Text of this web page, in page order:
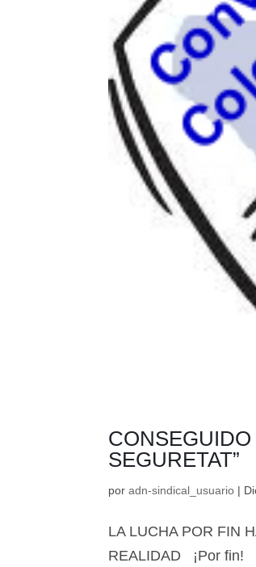
SEGURETAT”
poradn-sindical_usuario |
LA LUCHA POR FIN
REALIDAD ¡Por fin!